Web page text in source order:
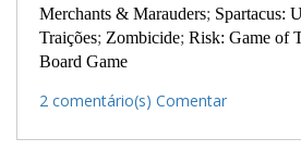
Merchants & Marauders; Spartacus:
Traições; Zombicide; Risk: Game of
Board Game
2 comentário(s) Comentar